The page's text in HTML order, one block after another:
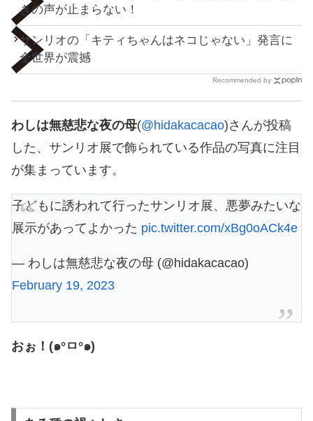
きの声が止まらない！
サンリオの「キティちゃんはネコじゃない」発言に
全世界が震撼
Recommended by
わしは無慈悲な夜の母(@hidakacacao)さんが投稿
した、サンリオ展で飾られている作品の写真に注目
が集まっています。
子どもに誘われて行ったサンリオ展、悪夢みたいな
展示があってよかった pic.twitter.com/xBg0oACk4e
— わしは無慈悲な夜の母 (@hidakacacao)
February 19, 2023
おぉ！(๑°ㅁ°๑)